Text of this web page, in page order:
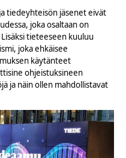
tiedeyhteisön jäsenet eivät
joka osaltaan on
tieteeseen kuuluu
joka ehkäisee
käytänteet
ohjeistuksineen
ja näin ollen mahdollistavat